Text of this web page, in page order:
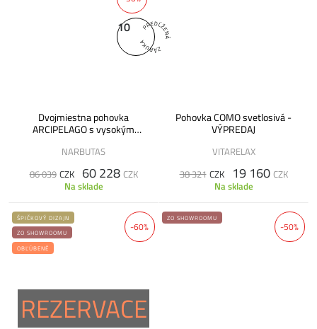
10
Dvojmiestna pohovka
ARCIPELAGO s vysokým
NARBUTAS
86 039 CZK 60 228 CZK
Na sklade
Pohovka COMO svetlosivá -
VÝPREDAJ
VITARELAX
38 321 CZK 19 160 CZK
Na sklade
-60%
ŠPIČKOVÝ DIZAJN
ZO SHOWROOMU
OBĽÚBENÉ
REZERVACE
-50%
ZO SHOWROOMU